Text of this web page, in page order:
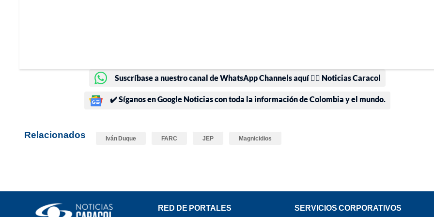
Suscríbase a nuestro canal de WhatsApp Channels aquí 👉🏻 Noticias Caracol
✔️ Síganos en Google Noticias con toda la información de Colombia y el mundo.
Relacionados Iván Duque FARC JEP Magnicidios
RED DE PORTALES SERVICIOS CORPORATIVOS